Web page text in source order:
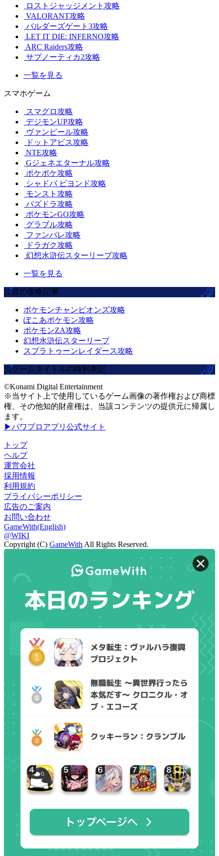
ロストジャッジメント攻略
VALORANT攻略
バルダーズゲート3攻略
LET IT DIE: INFERNO攻略
ARC Raiders攻略
サブノーティカ2攻略
一覧を見る
スマホゲーム
スマグロ攻略
デジモンUP攻略
ヴァンピール攻略
ドットアビス攻略
NTE攻略
Gジェネエターナル攻略
ポケポケ攻略
シャドバ ビヨンド攻略
モンスト攻略
パズドラ攻略
ポケモンGO攻略
グラブル攻略
ファンパレ攻略
ドラガク攻略
幻想水滸伝スターリープ攻略
一覧を見る
注目の攻略記事
ポケモンチャンピオンズ攻略
ぽこあポケモン攻略
ポケモンZA攻略
幻想水滸伝スターリープ
スプラトゥーンレイダース攻略
当ゲームタイトルの権利表記
©Konami Digital Entertainment
※当サイト上で使用しているゲーム画像の著作権および商標
権、その他知的財産権は、当該コンテンツの提供元に帰属し
ます。
▶パワプロアプリ公式サイト
トップ
ヘルプ
運営会社
採用情報
利用規約
プライバシーポリシー
広告のご案内
お問い合わせ
GameWith(English)
@WIKI
Copyright (C) GameWith All Rights Reserved.